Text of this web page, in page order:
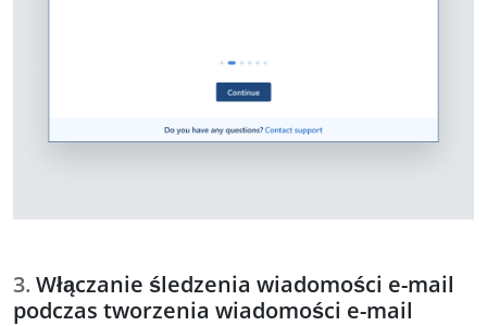
Włączanie śledzenia wiadomości e-mail
podczas tworzenia wiadomości e-mail